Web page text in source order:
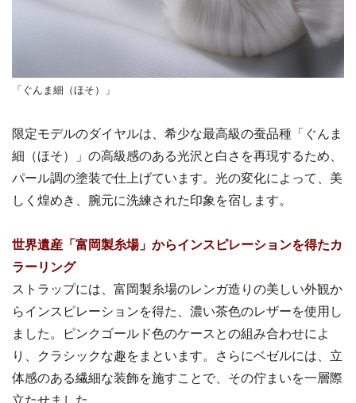
「ぐんま細（ほそ）」
限定モデルのダイヤルは、希少な最高級の蚕品種「ぐんま
細（ほそ）」の高級感のある光沢と白さを再現するため、
パール調の塗装で仕上げています。光の変化によって、美
しく煌めき、腕元に洗練された印象を宿します。
世界遺産「富岡製糸場」からインスピレーションを得たカ
ラーリング
ストラップには、富岡製糸場のレンガ造りの美しい外観か
らインスピレーションを得た、濃い茶色のレザーを使用し
ました。ピンクゴールド色のケースとの組み合わせによ
り、クラシックな趣をまといます。さらにベゼルには、立
体感のある繊細な装飾を施すことで、その佇まいを一層際